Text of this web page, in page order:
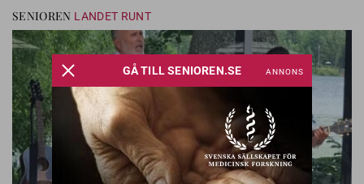
SENIOREN LANDET RUNT